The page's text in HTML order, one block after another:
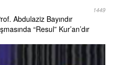
1449
Abdulaziz Bayındır
“Resul” Kur’an’dır